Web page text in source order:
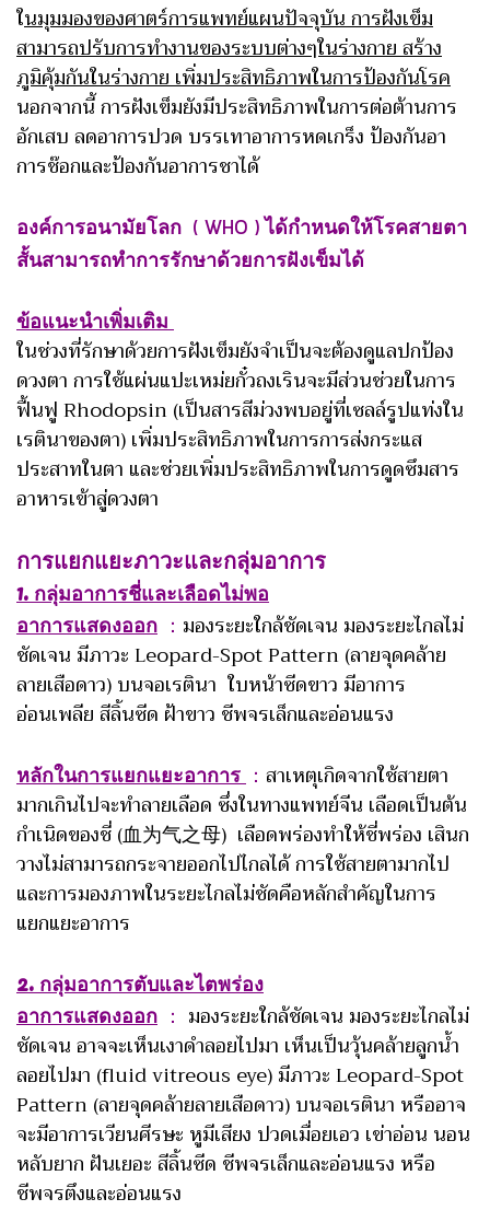
ในมุมมองของศาตร์การแพทย์แผนปัจจุบัน การฝังเข็ม
สามารถปรับการทำงานของระบบต่างๆในร่างกาย สร้าง
ภูมิคุ้มกันในร่างกาย เพิ่มประสิทธิภาพในการป้องกันโรค
นอกจากนี้ การฝังเข็มยังมีประสิทธิภาพในการต่อต้านการ
อักเสบ ลดอาการปวด บรรเทาอาการหดเกร็ง ป้องกันอา
การช๊อกและป้องกันอาการชาได้
องค์การอนามัยโลก ( WHO )ได้กำหนดให้โรคสายตา
สั้นสามารถทำการรักษาด้วยการฝังเข็มได้
ข้อแนะนำเพิ่มเติม
ในช่วงที่รักษาด้วยการฝังเข็มยังจำเป็นจะต้องดูแลปกป้อง
ดวงตา การใช้แผ่นแปะเหม่ยกั๋วถงเรินจะมีส่วนช่วยในการ
ฟื้นฟู Rhodopsin (เป็นสารสีม่วงพบอยู่ที่เซลล์รูปแท่งใน
เรตินาของตา) เพิ่มประสิทธิภาพในการการส่งกระแส
ประสาทในตา และช่วยเพิ่มประสิทธิภาพในการดูดซึมสาร
อาหารเข้าสู่ดวงตา
การแยกแยะภาวะและกลุ่มอาการ
1. กลุ่มอาการชี่และเลือดไม่พอ
อาการแสดงออก ： มองระยะใกล้ชัดเจน มองระยะไกลไม่
ชัดเจน มีภาวะ Leopard-Spot Pattern (ลายจุดคล้าย
ลายเสือดาว) บนจอเรตินา ใบหน้าซีดขาว มีอาการ
อ่อนเพลีย สีลิ้นซีด ฝ้าขาว ชีพจรเล็กและอ่อนแรง
หลักในการแยกแยะอาการ ： สาเหตุเกิดจากใช้สายตา
มากเกินไปจะทำลายเลือด ซึ่งในทางแพทย์จีน เลือดเป็นต้น
กำเนิดของชี่ (血为气之母) เลือดพร่องทำให้ชี่พร่อง เสินก
วางไม่สามารถกระจายออกไปไกลได้ การใช้สายตามากไป
และการมองภาพในระยะไกลไม่ชัดคือหลักสำคัญในการ
แยกแยะอาการ
2. กลุ่มอาการตับและไตพร่อง
อาการแสดงออก ： มองระยะใกล้ชัดเจน มองระยะไกลไม่
ชัดเจน อาจจะเห็นเงาดำลอยไปมา เห็นเป็นวุ้นคล้ายลูกน้ำ
ลอยไปมา (fluid vitreous eye) มีภาวะ Leopard-Spot
Pattern (ลายจุดคล้ายลายเสือดาว) บนจอเรตินา หรืออาจ
จะมีอาการเวียนศีรษะ หูมีเสียง ปวดเมื่อยเอว เข่าอ่อน นอน
หลับยาก ฝันเยอะ สีลิ้นซีด ชีพจรเล็กและอ่อนแรง หรือ
ชีพจรตึงและอ่อนแรง